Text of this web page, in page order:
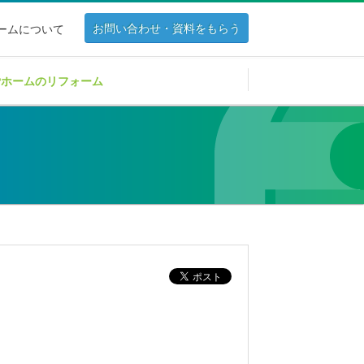
ムについて お問い合わせ・資料をもらう
ームのリフォーム